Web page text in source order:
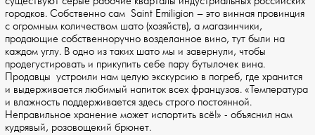
городков. Собственно сам Saint Emiligion – это винная провинция
с огромным количеством шато (хозяйств), а магазинчики,
продающие собственноручно возделанное вино, тут были на
каждом углу. В одно из таких шато мы и завернули, чтобы
продегустировать и прикупить себе пару бутылочек вина.
Продавцы устроили нам целую экскурсию в погреб, где хранится
и выдерживается любимый напиток всех французов. «Температура
и влажность поддерживается здесь строго постоянной.
Неправильное хранение может испортить всё!» - объяснил нам
кудрявый, розовощекий брюнет.